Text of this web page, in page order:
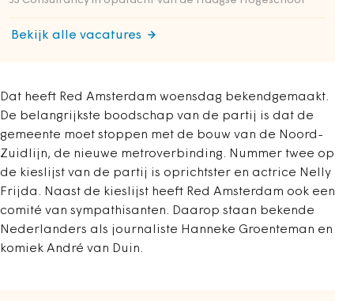
Bekijk alle vacatures
Dat heeft Red Amsterdam woensdag bekendgemaakt.
De belangrijkste boodschap van de partij is dat de
gemeente moet stoppen met de bouw van de Noord-
Zuidlijn, de nieuwe metroverbinding. Nummer twee op
de kieslijst van de partij is oprichtster en actrice Nelly
Frijda. Naast de kieslijst heeft Red Amsterdam ook een
comité van sympathisanten. Daarop staan bekende
Nederlanders als journaliste Hanneke Groenteman en
komiek André van Duin.